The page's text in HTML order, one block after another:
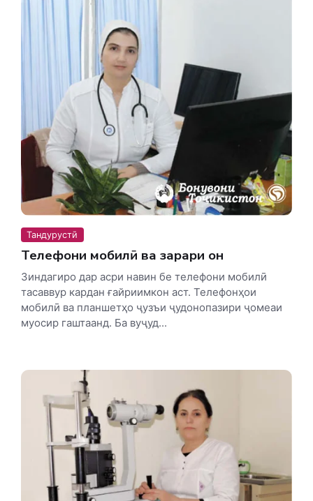
Тандурустӣ
Телефони мобилӣ ва зарари он
Зиндагиро дар асри навин бе телефони мобилӣ
тасаввур кардан ғайриимкон аст. Телефонҳои
мобилӣ ва планшетҳо ҷузъи ҷудонопазири ҷомеаи
муосир гаштаанд. Ба вуҷуд...